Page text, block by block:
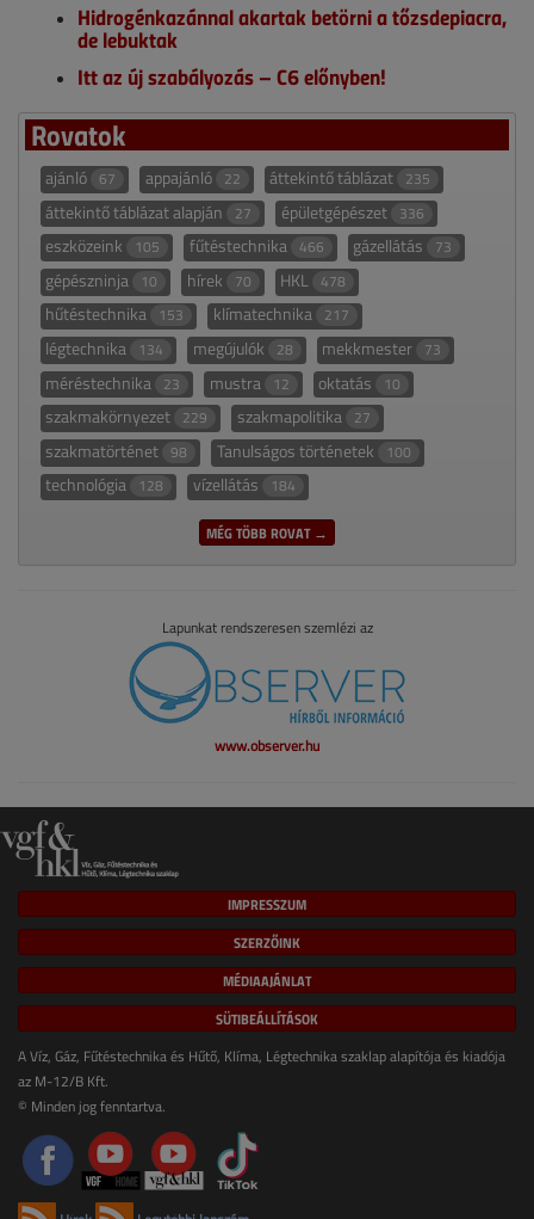
Hidrogénkazánnal akartak betörni a tőzsdepiacra,
de lebuktak
Itt az új szabályozás – C6 előnyben!
Rovatok
ajánló 67 appajánló 22 áttekintő táblázat 235
áttekintő táblázat alapján 27 épületgépészet 336
eszközeink 105 fűtéstechnika 466 gázellátás 73
gépészninja 10 hírek 70 HKL 478
hűtéstechnika 153 klímatechnika 217
légtechnika 134 megújulók 28 mekkmester 73
méréstechnika 23 mustra 12 oktatás 10
szakmakörnyezet 229 szakmapolitika 27
szakmatörténet 98 Tanulságos történetek 100
technológia 128 vízellátás 184
MÉG TÖBB ROVAT →
Lapunkat rendszeresen szemlézi az
www.observer.hu
IMPRESSZUM
SZERZŐINK
MÉDIAAJÁNLAT
SÜTIBEÁLLÍTÁSOK
A Víz, Gáz, Fűtéstechnika és Hűtő, Klíma, Légtechnika szaklap alapítója és kiadója
az M-12/B Kft.
© Minden jog fenntartva.